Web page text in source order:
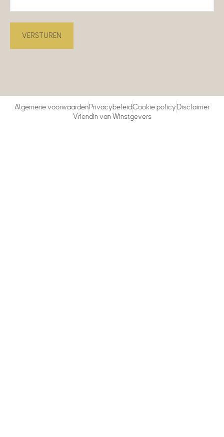
Algemene voorwaardenPrivacybeleidCookie policyDisclaimer
Vriendin van Winstgevers